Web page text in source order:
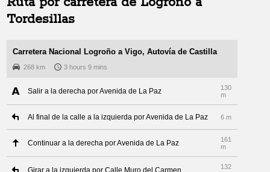
Tordesillas
Carretera Nacional Logroño a Vigo, Autovía de Castilla
268 km 3 hours 9 mins
Salir a la derecha por Avenida de La Paz
130
m
Al final de la calle a la izquierda por Avenida de La Paz 6 m
Continuar a la derecha por Avenida de La Paz
161
m
Girar a la izquierda por Calle Muro del Carmen
132